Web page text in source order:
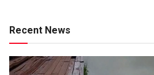
Recent News